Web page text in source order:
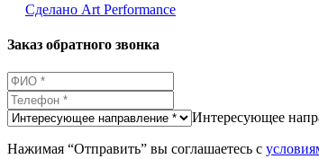
Сделано Аrt Performance
Заказ обратного звонка
Интересующее
Нажимая “Отправить” вы соглашаетесь с